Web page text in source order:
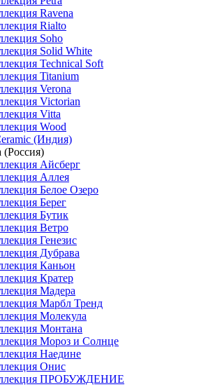
Ravena
Rialto
Soho
Solid White
Technical Soft
Titanium
Verona
Victorian
Vitta
Wood
(Индия)
(Россия)
Айсберг
Аллея
Белое Озеро
Берег
Бутик
Ветро
Генезис
Дубрава
Каньон
Кратер
Мадера
Марбл Тренд
Молекула
Монтана
Мороз и Солнце
Наедине
Онис
ПРОБУЖДЕНИЕ